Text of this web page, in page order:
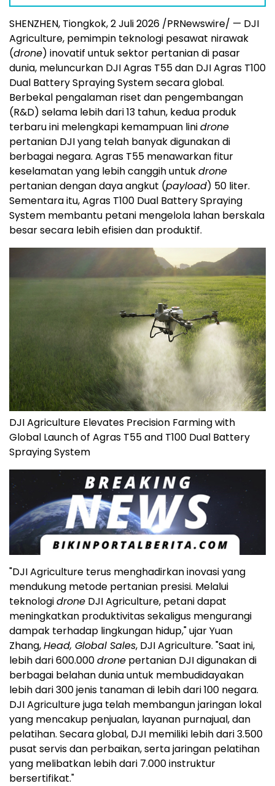
SHENZHEN, Tiongkok, 2 Juli 2026 /PRNewswire/ — DJI
Agriculture, pemimpin teknologi pesawat nirawak
(drone) inovatif untuk sektor pertanian di pasar
dunia, meluncurkan DJI Agras T55 dan DJI Agras T100
Dual Battery Spraying System secara global.
Berbekal pengalaman riset dan pengembangan
(R&D) selama lebih dari 13 tahun, kedua produk
terbaru ini melengkapi kemampuan linidrone
pertanian DJI yang telah banyak digunakan di
berbagai negara. Agras T55 menawarkan fitur
keselamatan yang lebih canggih untukdrone
pertanian dengan daya angkut (payload) 50 liter.
Sementara itu, Agras T100 Dual Battery Spraying
System membantu petani mengelola lahan berskala
besar secara lebih efisien dan produktif.
DJI Agriculture Elevates Precision Farming with
Global Launch of Agras T55 and T100 Dual Battery
Spraying System
"DJI Agriculture terus menghadirkan inovasi yang
mendukung metode pertanian presisi. Melalui
teknologidrone DJI Agriculture, petani dapat
meningkatkan produktivitas sekaligus mengurangi
dampak terhadap lingkungan hidup," ujar Yuan
Zhang,Head, Global Sales, DJI Agriculture. "Saat ini,
lebih dari 600.000drone pertanian DJI digunakan di
berbagai belahan dunia untuk membudidayakan
lebih dari 300 jenis tanaman di lebih dari 100 negara.
DJI Agriculture juga telah membangun jaringan lokal
yang mencakup penjualan, layanan purnajual, dan
pelatihan. Secara global, DJI memiliki lebih dari 3.500
pusat servis dan perbaikan, serta jaringan pelatihan
yang melibatkan lebih dari 7.000 instruktur
bersertifikat."